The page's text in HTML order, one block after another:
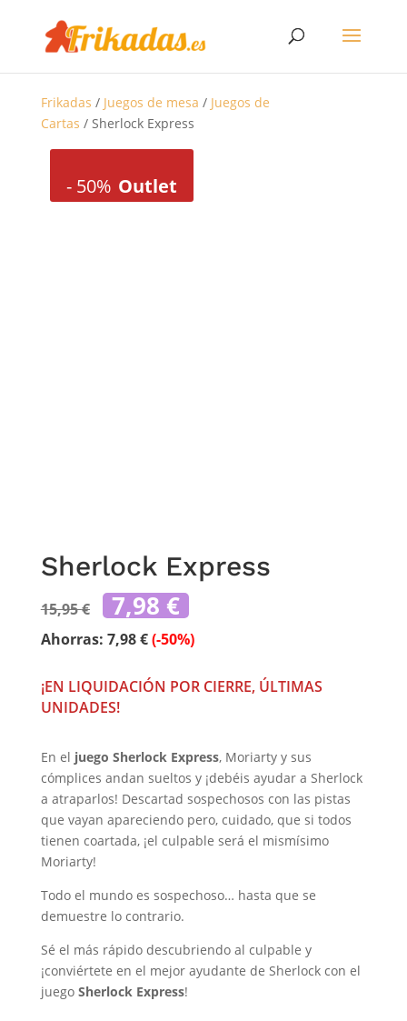
Frikadas / Juegos de mesa / Juegos de
Cartas / Sherlock Express
-50% Outlet
Sherlock Express
15,95€ El
precio
original
era:
7,98 € El
precio
actual
es:
Ahorras: 7,98€(-50%)
¡EN LIQUIDACIÓN POR CIERRE, ÚLTIMAS
UNIDADES!
En el juego Sherlock Express, Moriarty y sus
cómplices andan sueltos y ¡debéis ayudar a Sherlock
a atraparlos! Descartad sospechosos con las pistas
que vayan apareciendo pero, cuidado, que si todos
tienen coartada, ¡el culpable será el mismísimo
Moriarty!
Todo el mundo es sospechoso… hasta que se
demuestre lo contrario.
Sé el más rápido descubriendo al culpable y
¡conviértete en el mejor ayudante de Sherlock con el
juego Sherlock Express!